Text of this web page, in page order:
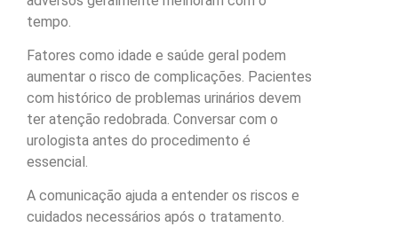
tempo.
Fatores como idade e saúde geral podem
aumentar o risco de complicações. Pacientes
com histórico de problemas urinários devem
ter atenção redobrada. Conversar com o
urologista antes do procedimento é
essencial.
A comunicação ajuda a entender os riscos e
cuidados necessários após o tratamento.